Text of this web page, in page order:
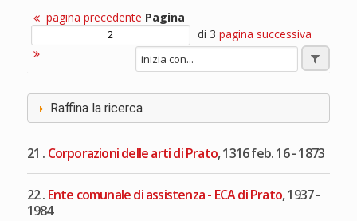
pagina precedente Pagina
di 3 pagina successiva
Raffina la ricerca
21 . Corporazioni delle arti di Prato, 1316 feb. 16 - 1873
22 . Ente comunale di assistenza - ECA di Prato, 1937 -
1984